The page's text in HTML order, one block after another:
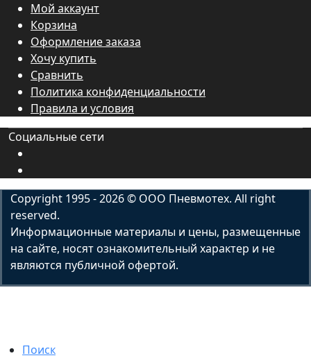
Мой аккаунт
Корзина
Оформление заказа
Хочу купить
Сравнить
Политика конфиденциальности
Правила и условия
Социальные сети
Copyright 1995 - 2026 © ООО Пневмотех. All right
reserved.
Информационные материалы и цены, размещенные
на сайте, носят ознакомительный характер и не
являются публичной офертой.
Поиск